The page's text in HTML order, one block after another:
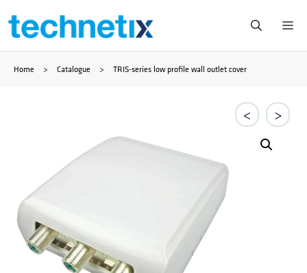
Zum
springen
Home > Catalogue > TRIS-series low profile wall outlet cover
< >